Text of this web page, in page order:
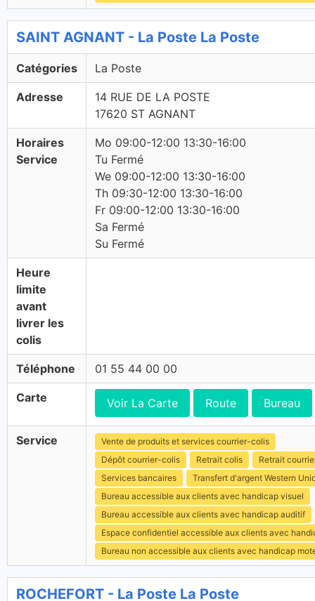
SAINT AGNANT - La Poste La Poste
Catégories La Poste
Adresse
14 RUE DE LA POSTE
17620 ST AGNANT
Horaires
Service
Mo 09:00-12:00 13:30-16:00
Tu Fermé
We 09:00-12:00 13:30-16:00
Th 09:30-12:00 13:30-16:00
Fr 09:00-12:00 13:30-16:00
Sa Fermé
Su Fermé
Heure
limite
avant
livrer les
colis
Téléphone 01 55 44 00 00
Carte Voir La Carte Route Bureau
Service
Vente de produits et services courrier-colis
Dépôt courrier-colis
Retrait colis
Retrait
Services bancaires
Transfert d'argent Western
Bureau accessible aux clients avec handicap visuel
Bureau accessible aux clients avec handicap auditif
Espace confidentiel accessible aux clients avec
Bureau non accessible aux clients avec handicap
ROCHEFORT - La Poste La Poste